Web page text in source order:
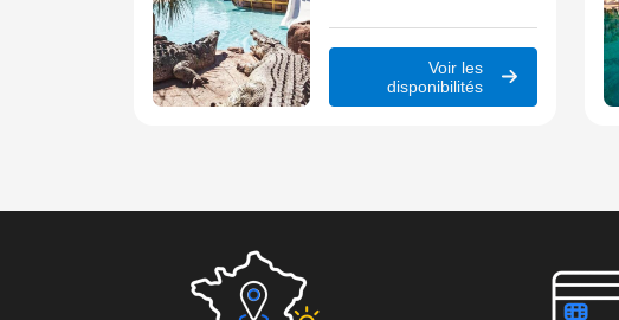
restaurants et animations.
Voir les
disponibilités